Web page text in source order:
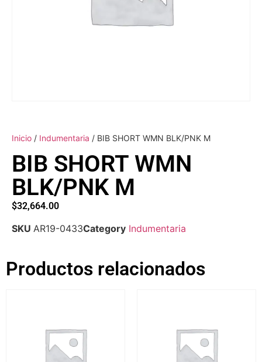
Inicio / Indumentaria / BIB SHORT WMN BLK/PNK M
BIB SHORT WMN
BLK/PNK M
$32,664.00
SKU AR19-0433Category Indumentaria
Productos relacionados